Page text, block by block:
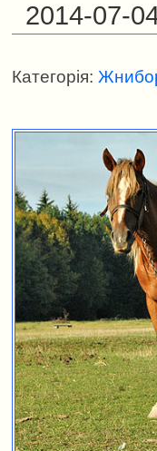
2014-07-04
Категорія: